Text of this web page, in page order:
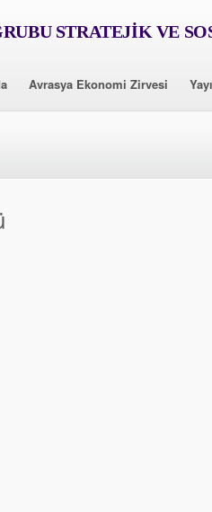
STRATEJİK VE
Avrasya Ekonomi Zirvesi